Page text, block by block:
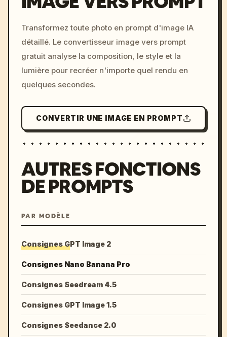
c, cyberpunk sunset, neon
colors, 8k --v 6.0
Transformez toute photo en prompt d'image IA
détaillé. Le convertisseur image vers prompt
gratuit analyse la composition, le style et la
lumière pour recréer n'importe quel rendu en
quelques secondes.
CONVERTIR UNE IMAGE EN PROMPT
AUTRES FONCTIONS
DE PROMPTS
PAR MODÈLE
Consignes GPT Image 2
Consignes Nano Banana Pro
Consignes Seedream 4.5
Consignes GPT Image 1.5
Consignes Seedance 2.0